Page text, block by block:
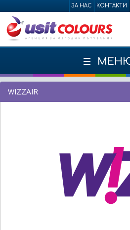
ЗА НАС КОНТАКТИ
WIZZAIR